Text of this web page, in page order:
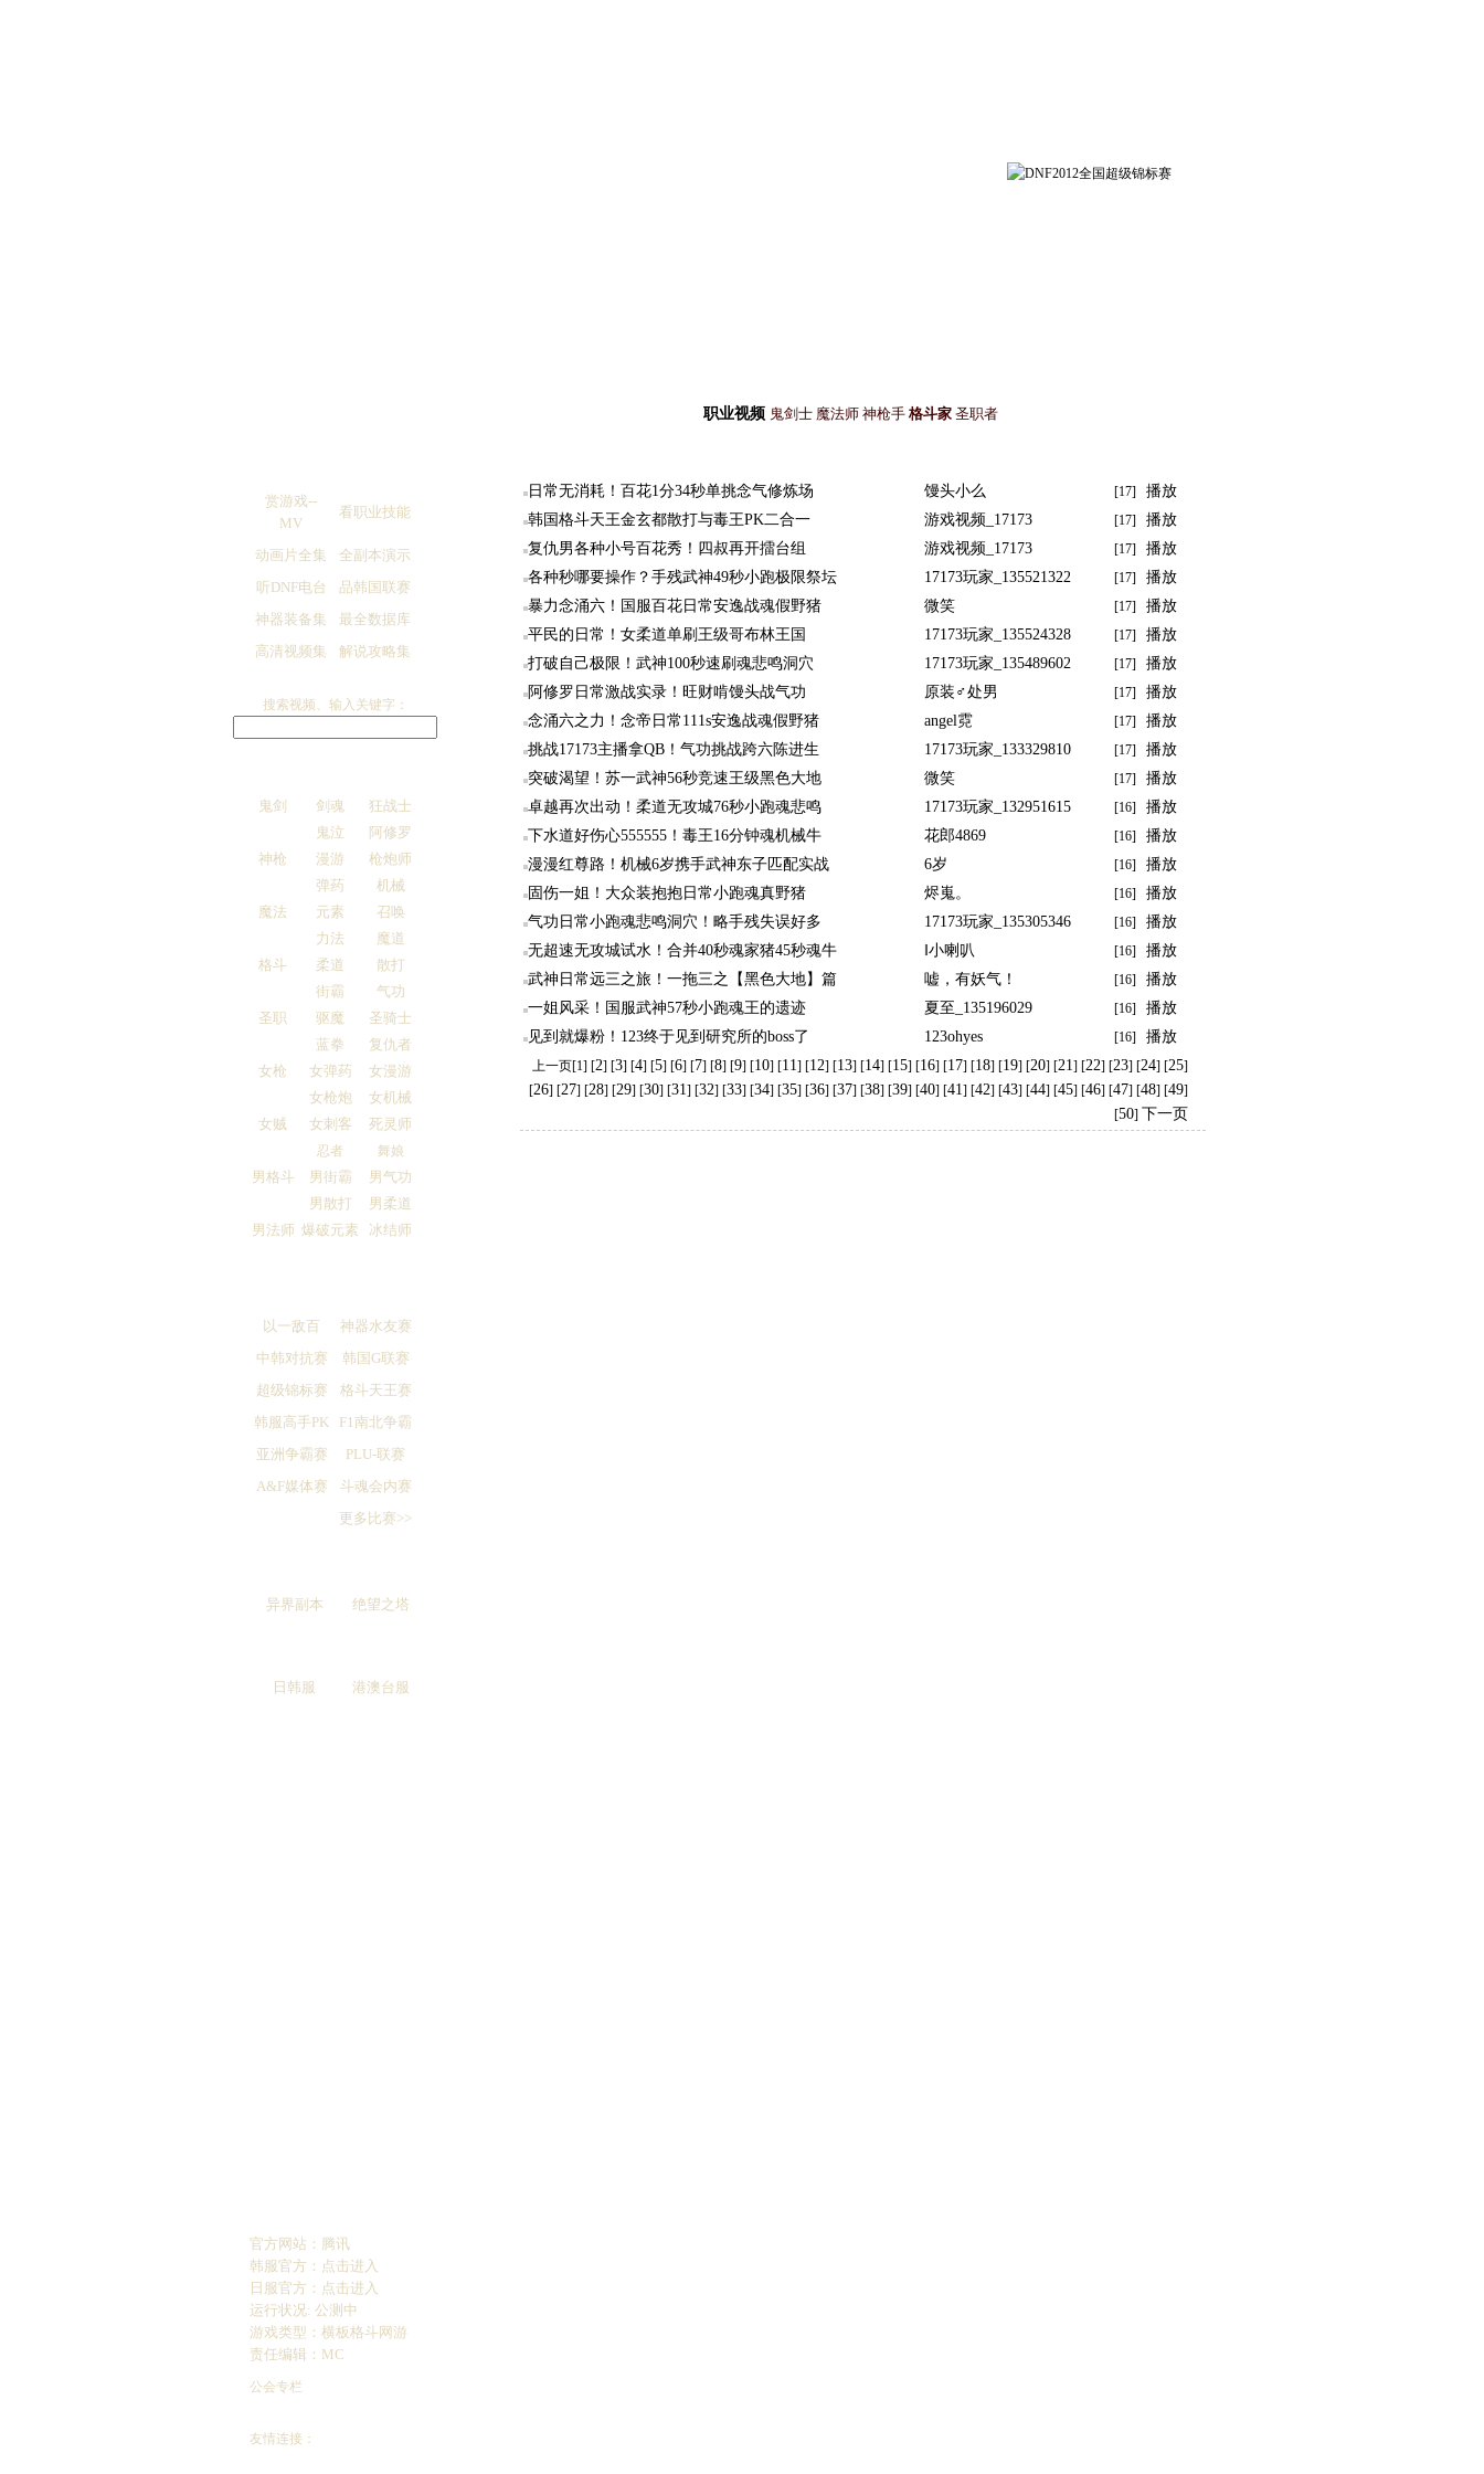
赏游戏--
MV
看职业技能
动画片全集
全副本演示
听DNF电台
品韩国联赛
神器装备集
最全数据库
高清视频集
解说攻略集
搜索视频、输入关键字：
鬼剑 剑魂
狂战士
鬼泣
阿修罗
神枪
漫游
枪炮师
弹药
机械
魔法
元素
召唤
力法
魔道
格斗
柔道
散打
街霸
气功
圣职
驱魔
圣骑士
蓝拳
复仇者
女枪
女弹药
女漫游
女枪炮
女机械
女贼
女刺客 死灵师
忍者 舞娘
男格斗 男街霸
男气功
男散打
男柔道
男法师 爆破元素 冰结师
以一敌百
神器水友赛
中韩对抗赛
韩国G联赛
超级锦标赛
格斗天王赛
韩服高手PK
F1南北争霸
亚洲争霸赛
PLU-联赛
A&F媒体赛
斗魂会内赛
更多比赛>>
异界副本 绝望之塔
日韩服 港澳台服
官方网站： 腾讯
韩服官方： 点击进入
日服官方： 点击进入
运行状况: 公测中
游戏类型：横板格斗网游
责任编辑：MC
公会专栏
友情连接：
职业视频 鬼剑士 魔法师 神枪手 格斗家 圣职者
日常无消耗！百花1分34秒单挑念气修炼场 馒头小么 [17]
播放
韩国格斗天王金玄都散打与毒王PK二合一
游戏视频_17173 [17]
播放
复仇男各种小号百花秀！四叔再开擂台组
游戏视频_17173 [17]
播放
各种秒哪要操作？手残武神49秒小跑极限祭坛
17173玩家_135521322 [17]
播放
暴力念涌六！国服百花日常安逸战魂假野猪
微笑 [17]
播放
平民的日常！女柔道单刷王级哥布林王国
17173玩家_135524328 [17]
播放
打破自己极限！武神100秒速刷魂悲鸣洞穴
17173玩家_135489602 [17]
播放
阿修罗日常激战实录！旺财啃馒头战气功
原装♂处男 [17]
播放
念涌六之力！念帝日常111s安逸战魂假野猪
angel霓 [17]
播放
挑战17173主播拿QB！气功挑战跨六陈进生
17173玩家_133329810 [17]
播放
突破渴望！苏一武神56秒竞速王级黑色大地
微笑 [17]
播放
卓越再次出动！柔道无攻城76秒小跑魂悲鸣
17173玩家_132951615 [16]
播放
下水道好伤心555555！毒王16分钟魂机械牛
花郎4869 [16]
播放
漫漫红尊路！机械6岁携手武神东子匹配实战
6岁 [16]
播放
固伤一姐！大众装抱抱日常小跑魂真野猪
烬嵬。 [16]
播放
气功日常小跑魂悲鸣洞穴！略手残失误好多
17173玩家_135305346 [16]
播放
无超速无攻城试水！合并40秒魂家猪45秒魂牛
‖小喇叭 [16]
播放
武神日常远三之旅！一拖三之【黑色大地】篇
嘘，有妖气！ [16]
播放
一姐风采！国服武神57秒小跑魂王的遗迹
夏至_135196029 [16]
播放
见到就爆粉！123终于见到研究所的boss了
123ohyes [16] 播放
上一页[1] [2] [3] [4] [5] [6] [7] [8] [9] [10] [11] [12] [13] [14] [15] [16] [17] [18] [19] [20] [21] [22] [23] [24] [25]
[26] [27] [28] [29] [30] [31] [32] [33] [34] [35] [36] [37] [38] [39] [40] [41] [42] [43] [44] [45] [46] [47] [48] [49]
[50] 下一页